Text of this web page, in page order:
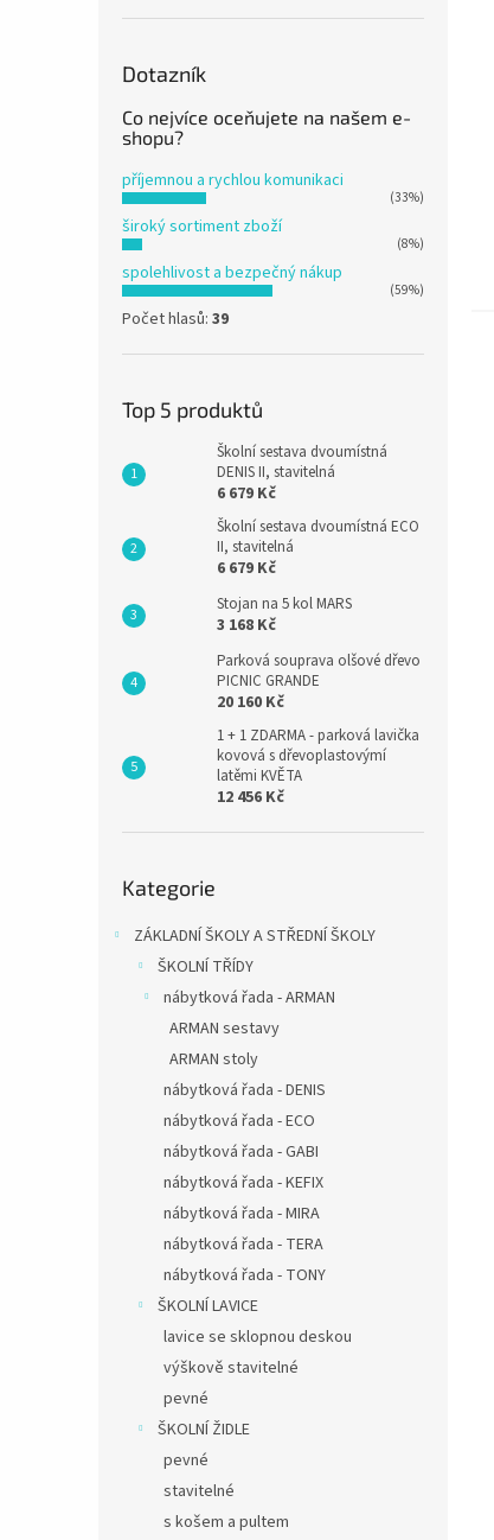
Dotazník
Co nejvíce oceňujete na našem e-
shopu?
příjemnou a rychlou komunikaci
(33%)
široký sortiment zboží
(8%)
spolehlivost a bezpečný nákup
(59%)
Počet hlasů: 39
Top 5 produktů
Školní sestava dvoumístná
DENIS II, stavitelná
6 679 Kč
Školní sestava dvoumístná ECO
II, stavitelná
6 679 Kč
Stojan na 5 kol MARS
3 168 Kč
Parková souprava olšové dřevo
PICNIC GRANDE
20 160 Kč
1 + 1 ZDARMA - parková lavička
kovová s dřevoplastovýmí
latěmi KVĚTA
12 456 Kč
kategorie
Kategorie
ZÁKLADNÍ ŠKOLY A STŘEDNÍ ŠKOLY
ŠKOLNÍ TŘÍDY
nábytková řada - ARMAN
ARMAN sestavy
ARMAN stoly
nábytková řada - DENIS
nábytková řada - ECO
nábytková řada - GABI
nábytková řada - KEFIX
nábytková řada - MIRA
nábytková řada - TERA
nábytková řada - TONY
ŠKOLNÍ LAVICE
lavice se sklopnou deskou
výškově stavitelné
pevné
ŠKOLNÍ ŽIDLE
pevné
stavitelné
s košem a pultem